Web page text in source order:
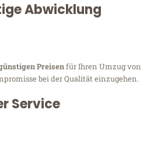
Abwicklung
Preisenfür Ihren Umzug von
bei der Qualität einzugehen.
Service